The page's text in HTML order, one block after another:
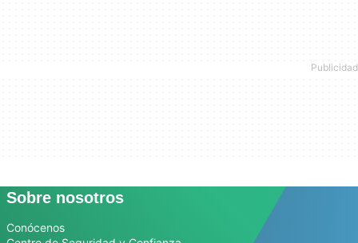
Sobre nosotros
Conócenos